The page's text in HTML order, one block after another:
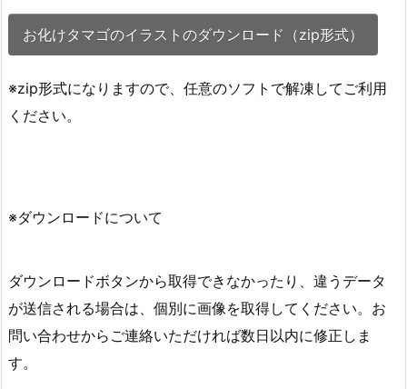
お化けタマゴのイラストのダウンロード（zip形式）
※zip形式になりますので、任意のソフトで解凍してご利用
ください。
※ダウンロードについて
ダウンロードボタンから取得できなかったり、違うデータ
が送信される場合は、個別に画像を取得してください。お
問い合わせからご連絡いただければ数日以内に修正しま
す。